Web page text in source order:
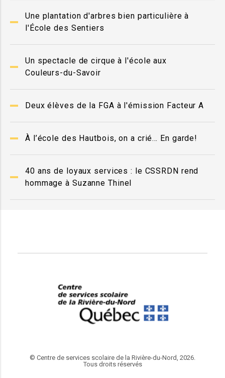
Une plantation d'arbres bien particulière à
l'École des Sentiers
Un spectacle de cirque à l'école aux
Couleurs-du-Savoir
Deux élèves de la FGA à l'émission Facteur A
À l’école des Hautbois, on a crié… En garde!
40 ans de loyaux services : le CSSRDN rend
hommage à Suzanne Thinel
© Centre de services scolaire de la Rivière-du-Nord, 2026.
Tous droits réservés